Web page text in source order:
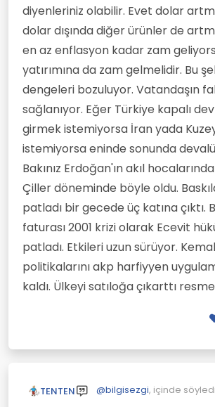
diyenleriniz olabilir. Evet dolar
dolar dışında diğer ürünler de
en az enflasyon kadar zam
yatırımına da zam gelmelidir. Bu
dengeleri bozuluyor. Vatandaşın
sağlanıyor. Eğer Türkiye kapalı
girmek istemiyorsa İran yada
istemiyorsa eninde sonunda
Bakınız Erdoğan'ın akıl
Çiller döneminde böyle oldu.
patladı bir gecede üç katına çıktı.
faturası 2001 krizi olarak Ecevit
patladı. Etkileri uzun sürüyor.
politikalarını akp harfiyyen
kaldı. Ülkeyi satıloğa çıkarttı
TENTEN @bilgisezgi, içinde